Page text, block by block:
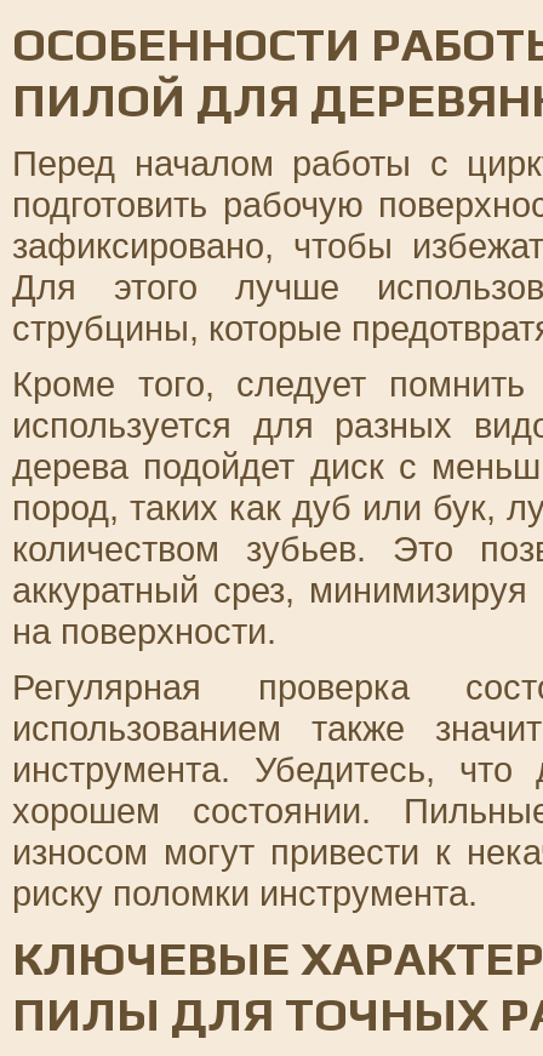
ОСОБЕННОСТИ
ПИЛОЙ ДЛЯ
Перед началом работы с
подготовить рабочую
зафиксировано, чтобы
Для этого лучше
струбцины, которые
Кроме того, следует
используется для разных
дерева подойдет диск с
пород, таких как дуб или бук,
количеством зубьев. Это
аккуратный срез,
на поверхности.
Регулярная проверка
использованием также
инструмента. Убедитесь,
хорошем состоянии.
износом могут привести к
риску поломки инструмента.
КЛЮЧЕВЫЕ
ПИЛЫ ДЛЯ ТОЧНЫХ